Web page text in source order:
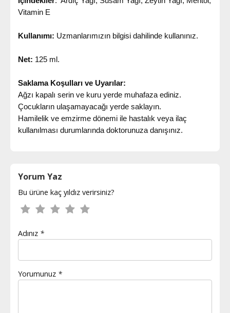
Vitamin E
Kullanımı: Uzmanlarımızın bilgisi dahilinde kullanınız.
Net: 125 ml.
Saklama Koşulları ve Uyarılar:
Ağzı kapalı serin ve kuru yerde muhafaza ediniz.
Çocukların ulaşamayacağı yerde saklayın.
Hamilelik ve emzirme dönemi ile hastalık veya ilaç
kullanılması durumlarında doktorunuza danışınız.
Yorum Yaz
Bu ürüne kaç yıldız verirsiniz?
Adınız *
Yorumunuz *